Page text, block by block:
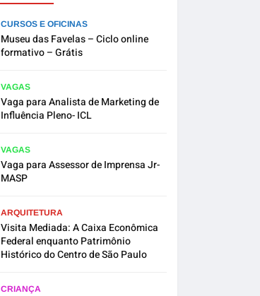
CURSOS E OFICINAS
Museu das Favelas – Ciclo online
formativo – Grátis
VAGAS
Vaga para Analista de Marketing de
Influência Pleno- ICL
VAGAS
Vaga para Assessor de Imprensa Jr-
MASP
ARQUITETURA
Visita Mediada: A Caixa Econômica
Federal enquanto Patrimônio
Histórico do Centro de São Paulo
CRIANÇA